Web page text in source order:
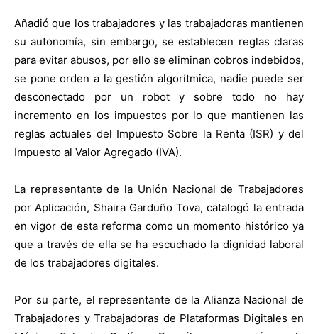
Añadió que los trabajadores y las trabajadoras mantienen
su autonomía, sin embargo, se establecen reglas claras
para evitar abusos, por ello se eliminan cobros indebidos,
se pone orden a la gestión algorítmica, nadie puede ser
desconectado por un robot y sobre todo no hay
incremento en los impuestos por lo que mantienen las
reglas actuales del Impuesto Sobre la Renta (ISR) y del
Impuesto al Valor Agregado (IVA).
La representante de la Unión Nacional de Trabajadores
por Aplicación, Shaira Garduño Tova, catalogó la entrada
en vigor de esta reforma como un momento histórico ya
que a través de ella se ha escuchado la dignidad laboral
de los trabajadores digitales.
Por su parte, el representante de la Alianza Nacional de
Trabajadores y Trabajadoras de Plataformas Digitales en